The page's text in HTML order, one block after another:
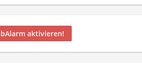
aktivieren!